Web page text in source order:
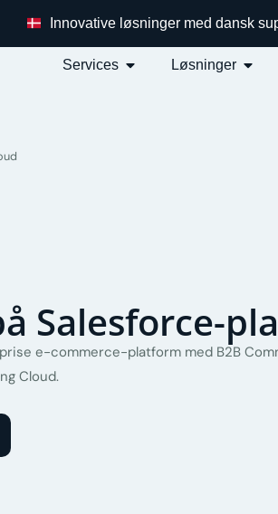
Innovative løsninger med dansk
Services Løsninger
Salesforce-
e-commerce-platform med B2B
Cloud.